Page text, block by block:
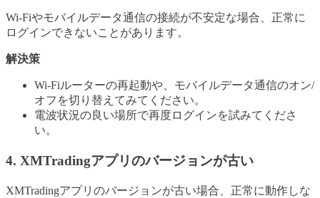
Wi-Fiやモバイルデータ通信の接続が不安定な場合、正常に
ログインできないことがあります。
解決策
Wi-Fiルーターの再起動や、モバイルデータ通信のオン/
オフを切り替えてみてください。
電波状況の良い場所で再度ログインを試みてくださ
い。
4. XMTradingアプリのバージョンが古い
XMTradingアプリのバージョンが古い場合、正常に動作しな